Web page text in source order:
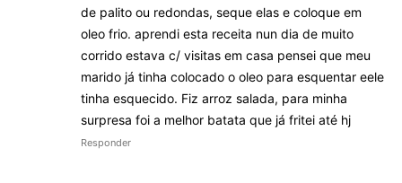
de palito ou redondas, seque elas e coloque em
oleo frio. aprendi esta receita nun dia de muito
corrido estava c/ visitas em casa pensei que meu
marido já tinha colocado o oleo para esquentar eele
tinha esquecido. Fiz arroz salada, para minha
surpresa foi a melhor batata que já fritei até hj
Responder